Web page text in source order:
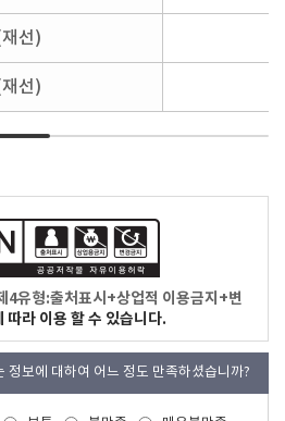
선)
선)
4유형:출처표시+상업적 이용금지+변
따라 이용 할 수 있습니다.
정보에 대하여 어느 정도 만족하셨습니까?